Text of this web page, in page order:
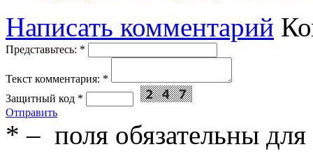
Написать комментарий
Представьтесь: *
Текст комментария: *
Защитный код *
Отправить
* – поля обязательны для